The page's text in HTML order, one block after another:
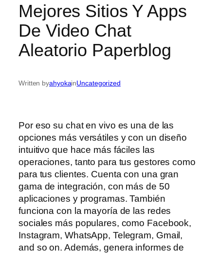
Mejores Sitios Y Apps
De Video Chat
Aleatorio Paperblog
Written byahyokainUncategorized
Por eso su chat en vivo es una de las
opciones más versátiles y con un diseño
intuitivo que hace más fáciles las
operaciones, tanto para tus gestores como
para tus clientes. Cuenta con una gran
gama de integración, con más de 50
aplicaciones y programas. También
funciona con la mayoría de las redes
sociales más populares, como Facebook,
Instagram, WhatsApp, Telegram, Gmail,
and so on. Además, genera informes de